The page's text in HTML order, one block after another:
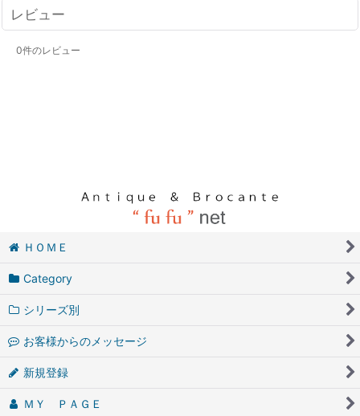
レビュー
0件のレビュー
ＨＯＭＥ
Category
シリーズ別
お客様からのメッセージ
新規登録
ＭＹ ＰＡＧＥ